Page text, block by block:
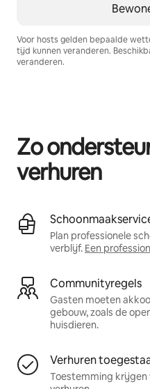
Voor hosts gelden bepaalde
tijd kunnen veranderen.
veranderen.
Zo
verhuren
Plan professionele
verblijf. Een
Communityregels
Gasten moeten
gebouw, zoals de
huisdieren.
Verhuren
Toestemming krijgen